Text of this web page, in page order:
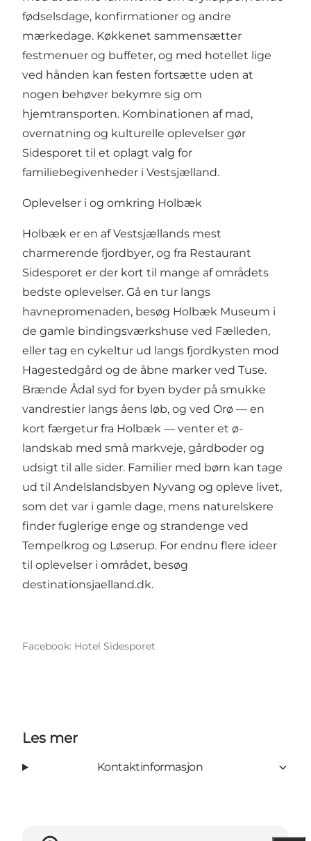
fødselsdage, konfirmationer og andre
mærkedage. Køkkenet sammensætter
festmenuer og buffeter, og med hotellet lige
ved hånden kan festen fortsætte uden at
nogen behøver bekymre sig om
hjemtransporten. Kombinationen af mad,
overnatning og kulturelle oplevelser gør
Sidesporet til et oplagt valg for
familiebegivenheder i Vestsjælland.
Oplevelser i og omkring Holbæk
Holbæk er en af Vestsjællands mest
charmerende fjordbyer, og fra Restaurant
Sidesporet er der kort til mange af områdets
bedste oplevelser. Gå en tur langs
havnepromenaden, besøg Holbæk Museum i
de gamle bindingsværkshuse ved Fælleden,
eller tag en cykeltur ud langs fjordkysten mod
Hagestedgård og de åbne marker ved Tuse.
Brænde Ådal syd for byen byder på smukke
vandrestier langs åens løb, og ved Orø — en
kort færgetur fra Holbæk — venter et ø-
landskab med små markveje, gårdboder og
udsigt til alle sider. Familier med børn kan tage
ud til Andelslandsbyen Nyvang og opleve livet,
som det var i gamle dage, mens naturelskere
finder fuglerige enge og strandenge ved
Tempelkrog og Løserup. For endnu flere ideer
til oplevelser i området, besøg
destinationsjaelland.dk.
Facebook: Hotel Sidesporet
Les mer
Kontaktinformasjon